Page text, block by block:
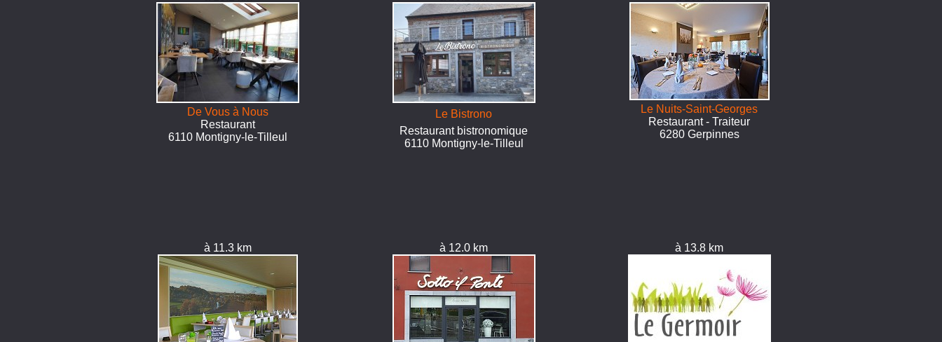
De Vous à Nous
Restaurant
6110 Montigny-le-Tilleul
Le Bistrono
Restaurant bistronomique
6110 Montigny-le-Tilleul
Le Nuits-Saint-Georges
Restaurant - Traiteur
6280 Gerpinnes
à 11.3 km à 12.0 km à 13.8 km